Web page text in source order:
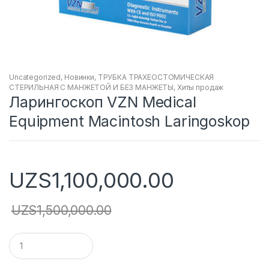
Uncategorized, Новинки, ТРУБКА ТРАХЕОСТОМИЧЕСКАЯ
СТЕРИЛЬНАЯ С МАНЖЕТОЙ И БЕЗ МАНЖЕТЫ, Хиты продаж
Ларингоскоп VZN Medical
Equipment Macintosh Laringoskop
UZS1,100,000.00
UZS1,500,000.00
Q
u
a